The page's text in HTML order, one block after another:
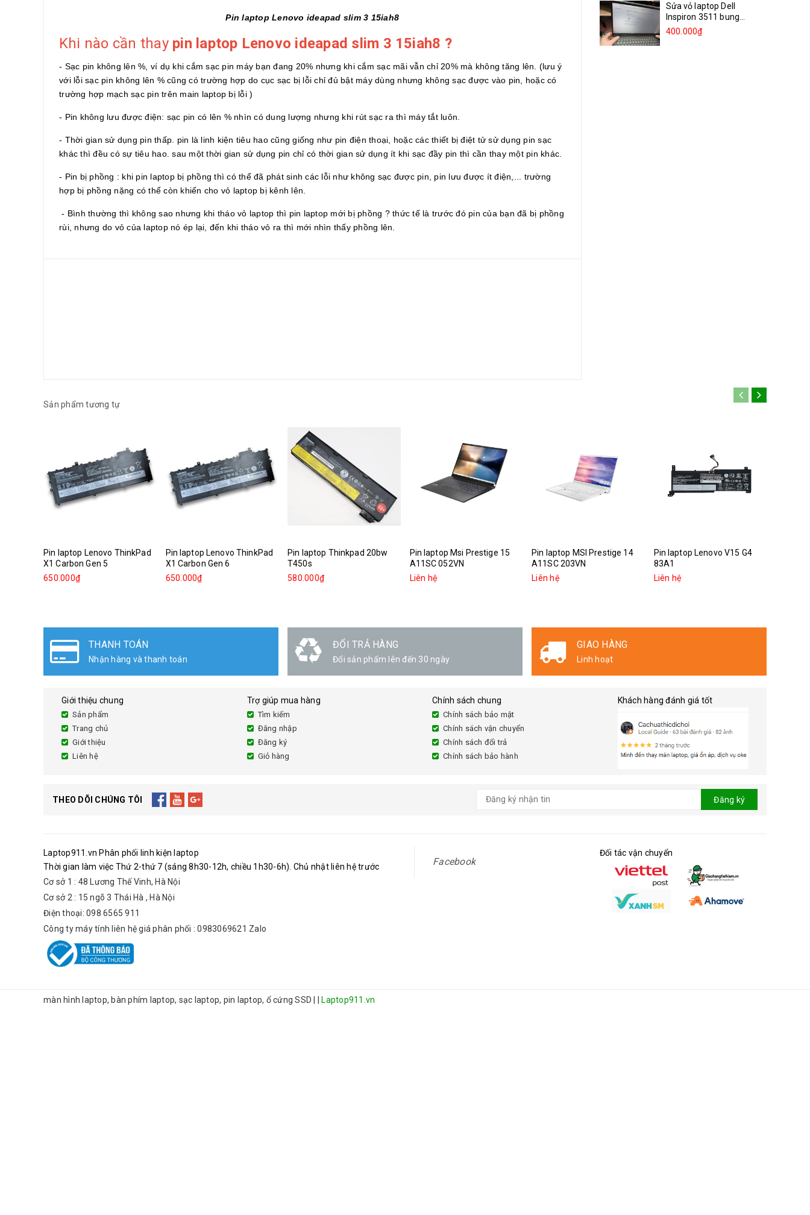
Pin laptop Lenovo ideapad slim 3 15iah8
Khi nào cần thay pin laptop Lenovo ideapad slim 3 15iah8 ?
- Sạc pin không lên %, ví dụ khi cắm sạc pin máy bạn đang 20% nhưng khi cắm sạc mãi vẫn chỉ 20% mà không tăng lên. (lưu ý
với lỗi sạc pin không lên % cũng có trường hợp do cục sạc bị lỗi chỉ đủ bật máy dùng nhưng không sạc được vào pin, hoặc có
trường hợp mạch sạc pin trên main laptop bị lỗi )
- Pin không lưu được điện: sạc pin có lên % nhìn có dung lượng nhưng khi rút sạc ra thì máy tắt luôn.
- Thời gian sử dụng pin thấp. pin là linh kiện tiêu hao cũng giống như pin điện thoại, hoặc các thiết bị điệt tử sử dụng pin sạc
khác thì đều có sự tiêu hao. sau một thời gian sử dụng pin chỉ có thời gian sử dụng ít khi sạc đầy pin thì cần thay một pin khác.
- Pin bị phồng : khi pin laptop bị phồng thì có thể đã phát sinh các lỗi như không sạc được pin, pin lưu được ít điện,... trường
hợp bị phồng nặng có thể còn khiến cho vỏ laptop bị kênh lên.
- Bình thường thì không sao nhưng khi tháo vỏ laptop thì pin laptop mới bị phồng ? thức tế là trước đó pin của bạn đã bị phồng
rùi, nhưng do vỏ của laptop nó ép lại, đến khi tháo vỏ ra thì mới nhìn thấy phồng lên.
Sửa vỏ laptop Dell
Inspiron 3511 bung
bản...
400.000₫
Sản phẩm tương tự
Pin laptop Lenovo ThinkPad
X1 Carbon Gen 5
650.000₫
Pin laptop Lenovo ThinkPad
X1 Carbon Gen 6
650.000₫
Pin laptop Thinkpad 20bw
T450s
580.000₫
Pin laptop Msi Prestige 15
A11SC 052VN
Liên hệ
Pin laptop MSI Prestige 14
A11SC 203VN
Liên hệ
Pin laptop Lenovo V15 G4
83A1
Liên hệ
THANH TOÁN
Nhận hàng và thanh toán
ĐỔI TRẢ HÀNG
Đổi sản phẩm lên đến 30 ngày
GIAO HÀNG
Linh hoạt
Giới thiệu chung
Sản phẩm
Trang chủ
Giới thiệu
Liên hệ
Trợ giúp mua hàng
Tìm kiếm
Đăng nhập
Đăng ký
Giỏ hàng
Chính sách chung
Chính sách bảo mật
Chính sách vận chuyển
Chính sách đổi trả
Chính sách bảo hành
Khách hàng đánh giá tốt
THEO DÕI CHÚNG TÔI Đăng ký
Laptop911.vn Phân phối linh kiện laptop
Thời gian làm việc Thứ 2-thứ 7 (sáng 8h30-12h, chiều 1h30-6h). Chủ nhật liên hệ trước
Cơ sở 1 : 48 Lương Thế Vinh, Hà Nội
Cơ sở 2 : 15 ngõ 3 Thái Hà , Hà Nội
Điện thoại: 098 6565 911
Công ty máy tính liên hệ giá phân phối : 0983069621 Zalo
Facebook
Đối tác vận chuyển
màn hình laptop, bàn phím laptop, sạc laptop, pin laptop, ổ cứng SSD Laptop911.vn